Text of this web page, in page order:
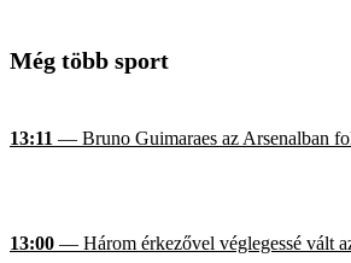
Még több sport
13:11 — Bruno Guimaraes az Arsenalban
13:00 — Három érkezővel véglegessé vált